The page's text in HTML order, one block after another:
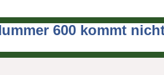
600 kommt